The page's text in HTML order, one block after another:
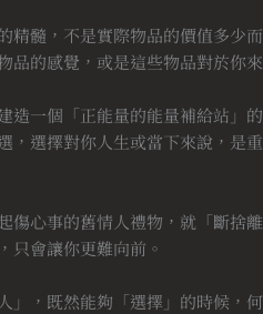
精髓，不是實際物品的價值多少
品的感覺，或是這些物品對於你
造一個「正能量的能量補給站」
，選擇對你人生或當下來說，是
傷心事的舊情人禮物，就「斷捨
只會讓你更難向前。
」，既然能夠「選擇」的時候，